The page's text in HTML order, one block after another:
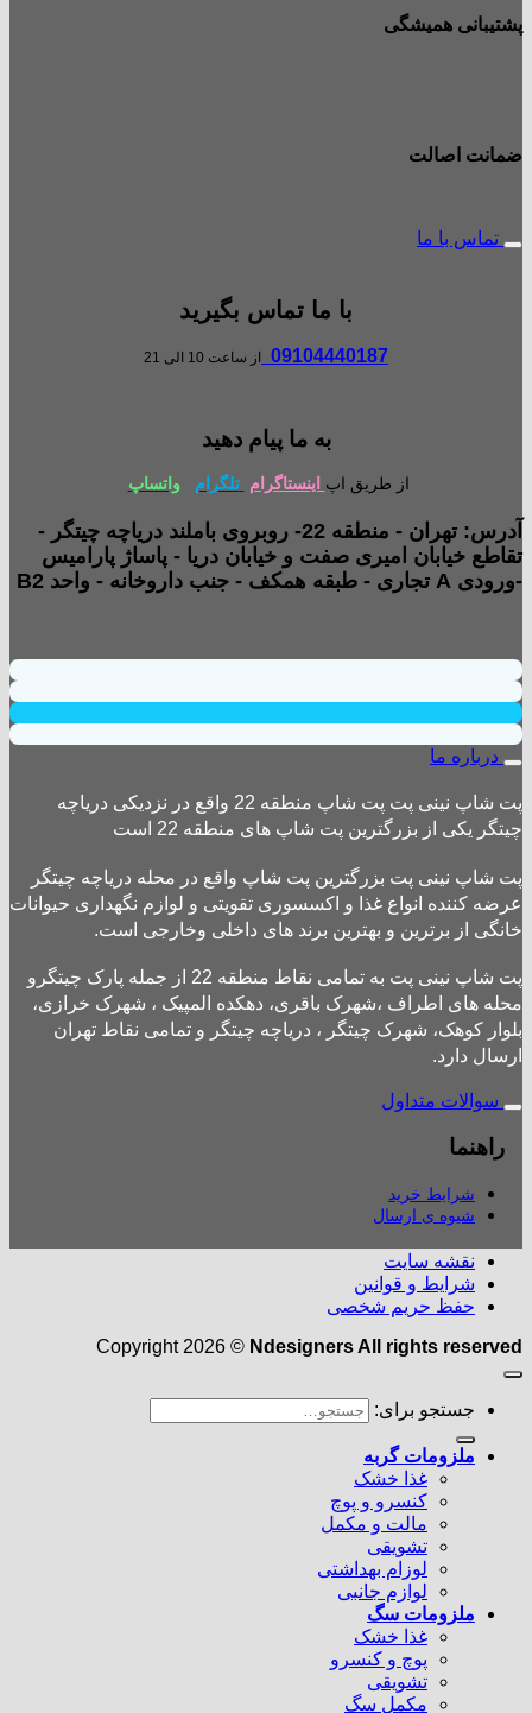
پشتیبانی همیشگی
ضمانت اصالت
تماس با ما
با ما تماس بگیرید
09104440187 از ساعت 10 الی 21
به ما پیام دهید
از طریق اپ اینستاگرام تلگرام واتساپ
آدرس: تهران - منطقه 22- روبروی باملند دریاچه چیتگر -
تقاطع خیابان امیری صفت و خیابان دریا - پاساژ پارامیس
-ورودی A تجاری - طبقه همکف - جنب داروخانه - واحد B2
درباره ما
پت شاپ نینی پت پت شاپ منطقه 22 واقع در نزدیکی دریاچه
چیتگر یکی از بزرگترین پت شاپ های منطقه 22 است
پت شاپ نینی پت بزرگترین پت شاپ واقع در محله دریاچه چیتگر
عرضه کننده انواع غذا و اکسسوری تقویتی و لوازم نگهداری حیوانات
خانگی از برترین و بهترین برند های داخلی وخارجی است.
پت شاپ نینی پت به تمامی نقاط منطقه 22 از جمله پارک چیتگرو
محله های اطراف ،شهرک باقری، دهکده المپیک ، شهرک خرازی،
بلوار کوهک، شهرک چیتگر ، دریاچه چیتگر و تمامی نقاط تهران
ارسال دارد.
سوالات متداول
راهنما
شرایط خرید
شیوه ی ارسال
نقشه سایت
شرایط و قوانین
حفظ حریم شخصی
Copyright 2026 © Ndesigners All rights reserved
جستجو برای:
ملزومات گربه
غذا خشک
کنسرو و پوچ
مالت و مکمل
تشویقی
لوزام بهداشتی
لوازم جانبی
ملزومات سگ
غذا خشک
پوچ و کنسرو
تشویقی
مکمل سگ